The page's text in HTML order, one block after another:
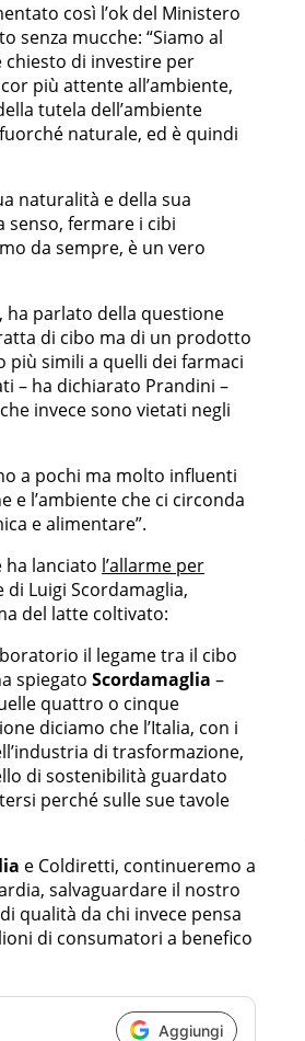
così l’ok del Ministero
senza mucche: “Siamo al
chiesto di investire per
più attente all’ambiente,
tutela dell’ambiente
naturale, ed è quindi
naturalità e della sua
senso, fermare i cibi
da sempre, è un vero
, ha parlato della questione
di cibo ma di un prodotto
più simili a quelli dei farmaci
– ha dichiarato Prandini –
invece sono vietati negli
a pochi ma molto influenti
e l’ambiente che ci circonda
e alimentare”.
ha lanciato l’allarme per
Luigi Scordamaglia,
del latte coltivato:
il legame tra il cibo
spiegato Scordamaglia –
quattro o cinque
diciamo che l’Italia, con i
di trasformazione,
di sostenibilità guardato
perché sulle sue tavole
e Coldiretti, continueremo a
salvaguardare il nostro
qualità da chi invece pensa
di consumatori a benefico
Aggiungi